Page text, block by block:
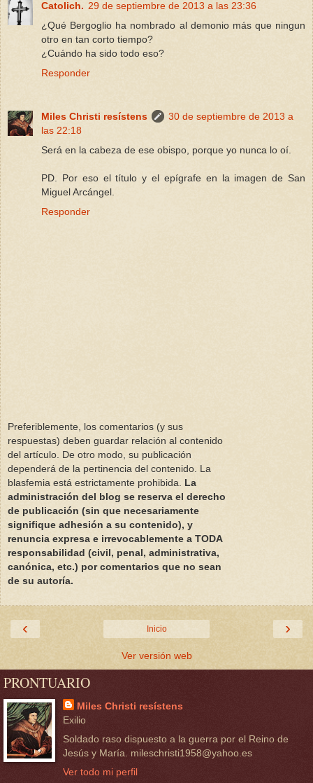
Catolich. 29 de septiembre de 2013 a las 23:36
¿Qué Bergoglio ha nombrado al demonio más que ningun
otro en tan corto tiempo?
¿Cuándo ha sido todo eso?
Responder
Miles Christi resístens
30 de septiembre de 2013 a
las 22:18
Será en la cabeza de ese obispo, porque yo nunca lo oí.
PD. Por eso el título y el epígrafe en la imagen de San
Miguel Arcángel.
Responder
Preferiblemente, los comentarios (y sus
respuestas) deben guardar relación al contenido
del artículo. De otro modo, su publicación
dependerá de la pertinencia del contenido. La
blasfemia está estrictamente prohibida. La
administración del blog se reserva el derecho
de publicación (sin que necesariamente
signifique adhesión a su contenido), y
renuncia expresa e irrevocablemente a TODA
responsabilidad (civil, penal, administrativa,
canónica, etc.) por comentarios que no sean
de su autoría.
‹ ›
Inicio
Ver versión web
PRONTUARIO
Miles Christi resístens
Exilio
Soldado raso dispuesto a la guerra por el Reino de
Jesús y María. mileschristi1958@yahoo.es
Ver todo mi perfil